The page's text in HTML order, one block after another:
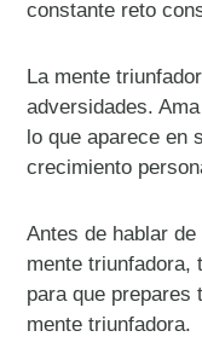
constante reto
La mente
adversidades.
lo que aparece en
crecimiento
Antes de hablar
mente triunfadora,
para que prepares
mente triunfadora.